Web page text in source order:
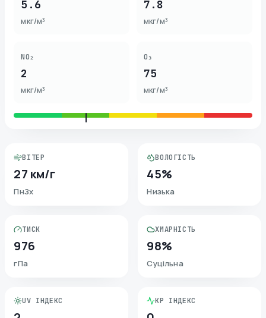
5.6
мкг/м³
7.8
мкг/м³
NO₂
2
мкг/м³
O₃
75
мкг/м³
ВІТЕР
27 км/г
ПнЗх
ВОЛОГІСТЬ
45%
Низька
ТИСК
976
гПа
ХМАРНІСТЬ
98%
Суцільна
UV ІНДЕКС KP ІНДЕКС